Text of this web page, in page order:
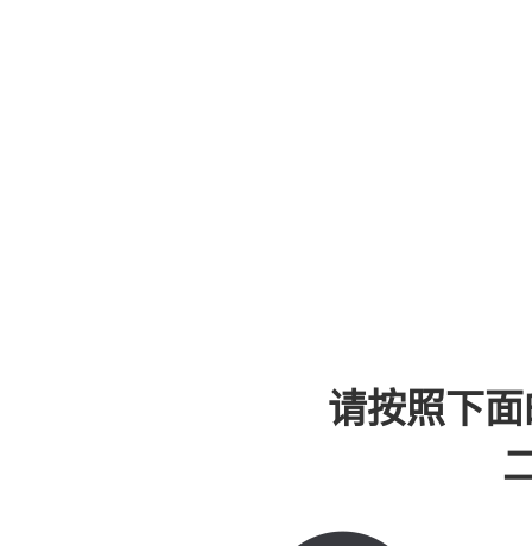
请按照下